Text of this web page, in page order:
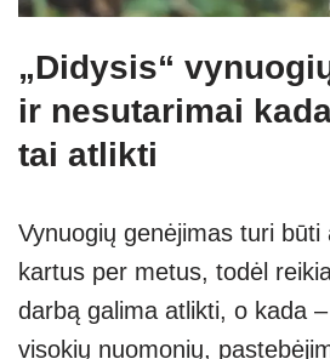
„Didysis“
ir nesutarimai
tai atlikti
Vynuogių genėjimas turi būti
kartus per metus, todėl
darbą galima atlikti, o kada
visokių nuomonių,